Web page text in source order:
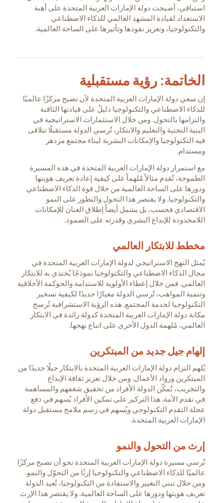
استباقي، أصبحت دولة الإمارات العربية المتحدة على أهبة
الاستعداد لقيادة المشهد العالمي للذكاء الاصطناعي
والتكنولوجيا، وتعزيز نفوذها وتأثيرها على الساحة العالمية.
الخاتمة: رؤية مستقبلية
إن سعي دولة الإمارات العربية المتحدة لأن تصبح مركزًا عالميًا
للذكاء الاصطناعي والتكنولوجيا دليلٌ على قيادتها الثاقبة
والتزامها بالتحول. ومن خلال الاستثمارات الاستراتيجية في
البنية التحتية والتعليم والابتكار، تُرسي الدولة مستقبلًا تتلاقى
فيه التكنولوجيا والإمكانات البشرية لبناء مجتمع مزدهر
ومستدام.
مع استمرار دولة الإمارات العربية المتحدة في هذه المسيرة
الطموحة، تُقدم مثالاً مُلهماً على كيفية إعادة تعريف هويتها
ودورها على الساحة العالمية من خلال قوة الذكاء الاصطناعي
والتكنولوجيا. ولا يقتصر هذا التحول والتطور على النمو
الاقتصادي فحسب، بل يشمل أيضاً إطلاق العنان للإمكانات
اللامحدودة للإبداع البشري وقدرته على الصمود.
مخطط للابتكار العالمي
يُمثل النهج الاستراتيجي لدولة الإمارات العربية المتحدة في
مجال الذكاء الاصطناعي والتكنولوجيا نموذجًا يُحتذى به للابتكار
العالمي. فمن خلال إعطاء الأولوية للاستدامة والحوكمة الأخلاقية
وتنمية المواهب، تُرسي الدولة معيارًا جديدًا لكيفية تسخير
التكنولوجيا لخدمة المجتمع. هذه الرؤية الاستشرافية تُرسخ
مكانة دولة الإمارات العربية المتحدة كدولة رائدة في الابتكار
العالمي، مُلهمة الدول الأخرى على اتباع نهجها.
إلهام جيل جديد من المبتكرين
يُلهم التزام دولة الإمارات العربية المتحدة بالابتكار جيلًا جديدًا من
المبتكرين ورواد الأعمال. ومن خلال تعزيز ثقافة الإبداع
والتجريب، تُمكّن الدولة الأفراد من تحقيق شغفهم والمساهمة
في تقدم الأمة. هذا التركيز على تمكين الأفراد يُسهم في دفع
عجلة التقدم التكنولوجي ويُسهم في رسم ملامح مستقبل دولة
الإمارات العربية المتحدة.
إرث من التحول والنمو
تُرسي مسيرة دولة الإمارات العربية المتحدة نحو أن تصبح مركزًا
عالميًا للذكاء الاصطناعي والتكنولوجيا إرثًا من التحوّل والنمو.
ومن خلال تبني التغيير والاستفادة من التكنولوجيا، تُعيد الدولة
تعريف هويتها ودورها على الساحة العالمية. ولا يقتصر هذا الإرث